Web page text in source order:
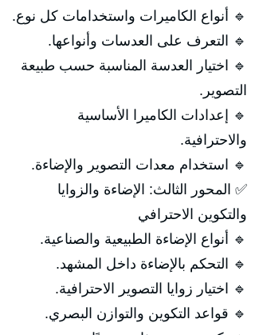
🔹 أنواع الكاميرات واستخدامات كل نوع.
🔹 التعرف على العدسات وأنواعها.
🔹 اختيار العدسة المناسبة حسب طبيعة
التصوير.
🔹 إعدادات الكاميرا الأساسية
والاحترافية.
🔹 استخدام معدات التصوير والإضاءة.
✅ المحور الثالث: الإضاءة والزوايا
والتكوين الاحترافي
🔹 أنواع الإضاءة الطبيعية والصناعية.
🔹 التحكم بالإضاءة داخل المشهد.
🔹 اختيار زوايا التصوير الاحترافية.
🔹 قواعد التكوين والتوازن البصري.